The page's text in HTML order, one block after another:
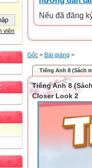
viên
Nếu đã đăng
Gốc > Bài giảng >
Tiếng Anh 8 (Sách
Tiếng Anh 8
Closer Look 2